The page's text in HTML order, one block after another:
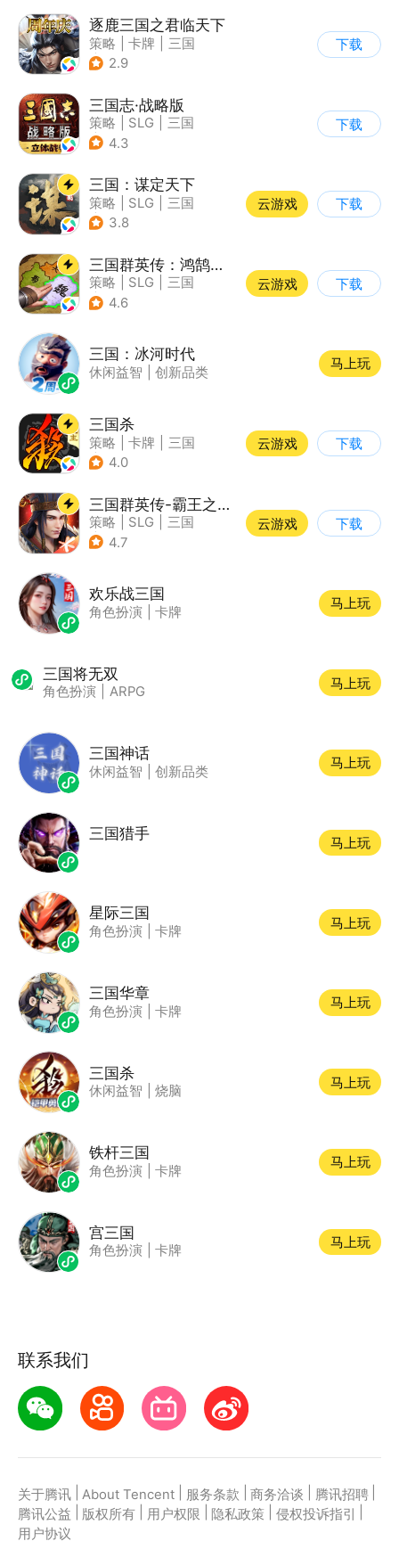
逐鹿三国之君临天下
策略 卡牌
三国
| 中国风
2.9
下载
三国志·战略版
策略 SLG
三国
| 三国志
4.3
下载
三国：谋定天下
策略 SLG
三国
| 中国风
3.8
云游戏 下载
三国群英传：鸿鹄霸业
策略 SLG
三国
| 自由交易
4.6
云游戏 下载
三国：冰河时代
休闲益智 创新品类
马上玩
三国杀
策略 卡牌
三国
| 三国杀
4.0
云游戏 下载
三国群英传-霸王之业
策略 SLG
三国
| 中国风
4.7
云游戏 下载
欢乐战三国
角色扮演 卡牌
马上玩
三国将无双
角色扮演 ARPG
马上玩
三国神话
休闲益智 创新品类
马上玩
三国猎手
马上玩
星际三国
角色扮演 卡牌
马上玩
三国华章
角色扮演 卡牌
马上玩
三国杀
休闲益智 烧脑
马上玩
铁杆三国
角色扮演 卡牌
马上玩
宫三国
角色扮演 卡牌
马上玩
联系我们
关于腾讯 About Tencent 服务条款 商务洽谈 腾讯招聘
腾讯公益
版权所有 用户权限 隐私政策 侵权投诉指引
用户协议